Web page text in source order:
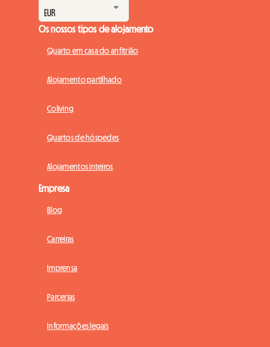
Os nossos tipos de alojamento
Quarto em casa do anfitrião
Alojamento partilhado
Coliving
Quartos de hóspedes
Alojamentos inteiros
Empresa
Blog
Carreiras
Imprensa
Parcerias
Informações legais